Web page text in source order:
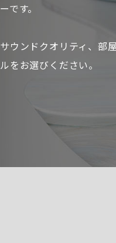
ーです。
サウンドクオリティ、部
ルをお選びください。